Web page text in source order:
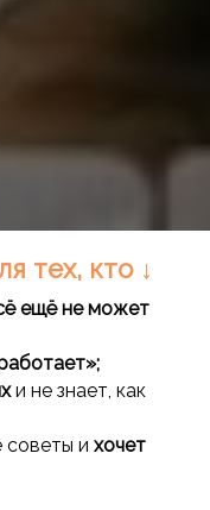
тех, кто ↓
ещё не может
и не знает, как
советы и хочет